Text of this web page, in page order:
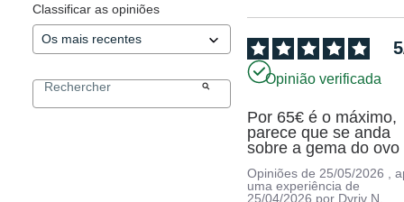
Classificar as opiniões
5
Opinião verificada
Por 65€ é o máximo,
parece que se anda
sobre a gema do ovo
Opiniões de 25/05/2026
,
uma experiência de
25/04/2026 por Dyriv N.